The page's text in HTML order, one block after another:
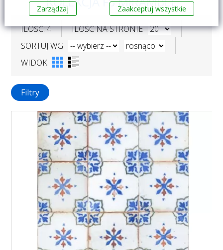
ILOŚĆ: 4
ILOŚĆ NA STRONIE
SORTUJ WG
WIDOK
Filtry
Zarządzaj Zaakceptuj wszystkie